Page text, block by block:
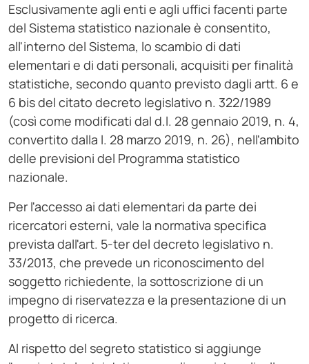
Esclusivamente agli enti e agli uffici facenti parte
del Sistema statistico nazionale è consentito,
all'interno del Sistema, lo scambio di dati
elementari e di dati personali, acquisiti per finalità
statistiche, secondo quanto previsto dagli artt. 6 e
6 bis del citato decreto legislativo n. 322/1989
(così come modificati dal d.l. 28 gennaio 2019, n. 4,
convertito dalla l. 28 marzo 2019, n. 26), nell'ambito
delle previsioni del Programma statistico
nazionale.
Per l'accesso ai dati elementari da parte dei
ricercatori esterni, vale la normativa specifica
prevista dall'art. 5-ter del decreto legislativo n.
33/2013, che prevede un riconoscimento del
soggetto richiedente, la sottoscrizione di un
impegno di riservatezza e la presentazione di un
progetto di ricerca.
Al rispetto del segreto statistico si aggiunge